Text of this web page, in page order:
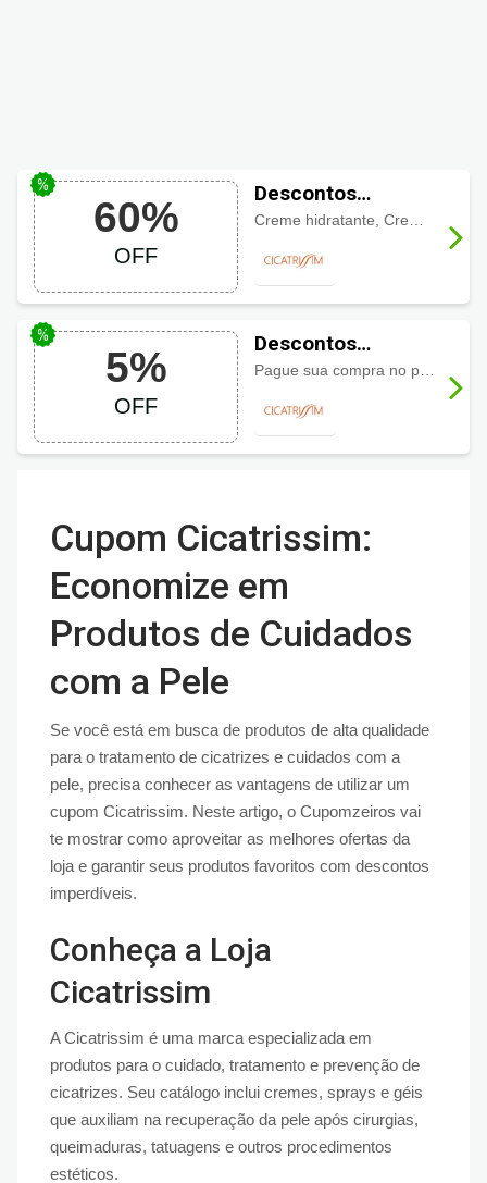
60%
OFF
Descontos
Cicatrissim até
5%
OFF
Descontos
Cicatrissim com
Cupom Cicatrissim:
Economize em
Produtos de Cuidados
com a Pele
Se você está em busca de produtos de alta qualidade
para o tratamento de cicatrizes e cuidados com a
pele, precisa conhecer as vantagens de utilizar um
cupom Cicatrissim. Neste artigo, o Cupomzeiros vai
te mostrar como aproveitar as melhores ofertas da
loja e garantir seus produtos favoritos com descontos
imperdíveis.
Conheça a Loja
Cicatrissim
A Cicatrissim é uma marca especializada em
produtos para o cuidado, tratamento e prevenção de
cicatrizes. Seu catálogo inclui cremes, sprays e géis
que auxiliam na recuperação da pele após cirurgias,
queimaduras, tatuagens e outros procedimentos
estéticos.